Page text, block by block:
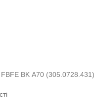
BK A70 (305.0728.431)